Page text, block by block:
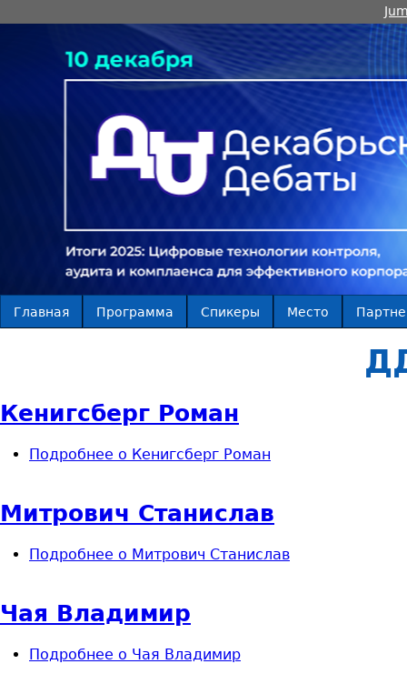
Главная Программа Спикеры Место
Кенигсберг Роман
Подробнее о Кенигсберг Роман
Митрович Станислав
Подробнее о Митрович Станислав
Чая Владимир
Подробнее о Чая Владимир